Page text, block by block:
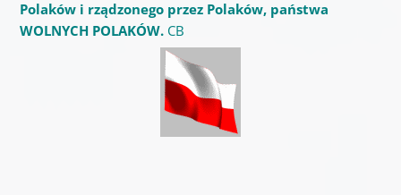
Polaków i rządzonego przez Polaków, państwa
WOLNYCH POLAKÓW.CB